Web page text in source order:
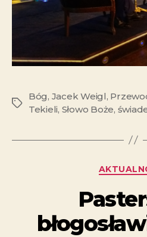
Bóg, Jacek Weigl,
Tekieli, Słowo Boże,